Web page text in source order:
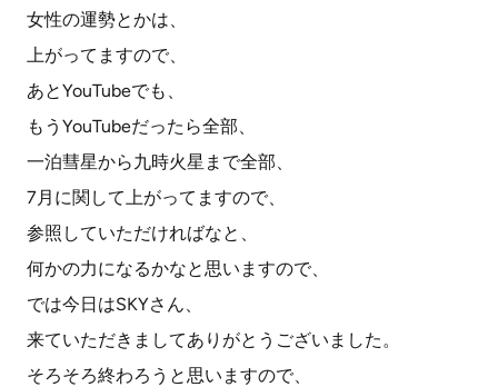
女性の運勢とかは、
上がってますので、
あとYouTubeでも、
もうYouTubeだったら全部、
一泊彗星から九時火星まで全部、
7月に関して上がってますので、
参照していただければなと、
何かの力になるかなと思いますので、
では今日はSKYさん、
来ていただきましてありがとうございました。
そろそろ終わろうと思いますので、